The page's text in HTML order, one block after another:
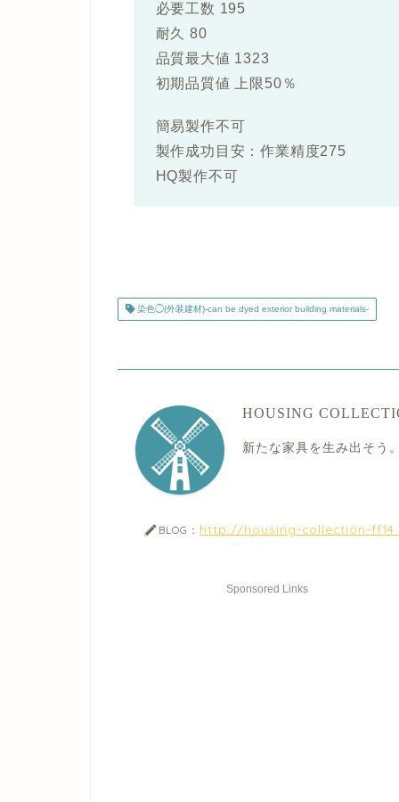
必要工数 195
耐久 80
品質最大値 1323
初期品質値 上限50％
簡易製作不可
製作成功目安：作業精度275
HQ製作不可
染色◯(外装建材)-can be dyed exterior building materials-
HOUSING
新たな家具を生み出そう
BLOG： http://housing-collection-
Sponsored Links